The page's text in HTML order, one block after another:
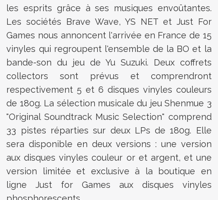
les esprits grâce à ses musiques envoûtantes.
Les sociétés Brave Wave, YS NET et Just For
Games nous annoncent l'arrivée en France de 15
vinyles qui regroupent l'ensemble de la BO et la
bande-son du jeu de Yu Suzuki. Deux coffrets
collectors sont prévus et comprendront
respectivement 5 et 6 disques vinyles couleurs
de 180g. La sélection musicale du jeu Shenmue 3
"Original Soundtrack Music Selection" comprend
33 pistes réparties sur deux LPs de 180g. Elle
sera disponible en deux versions : une version
aux disques vinyles couleur or et argent, et une
version limitée et exclusive à la boutique en
ligne Just for Games aux disques vinyles